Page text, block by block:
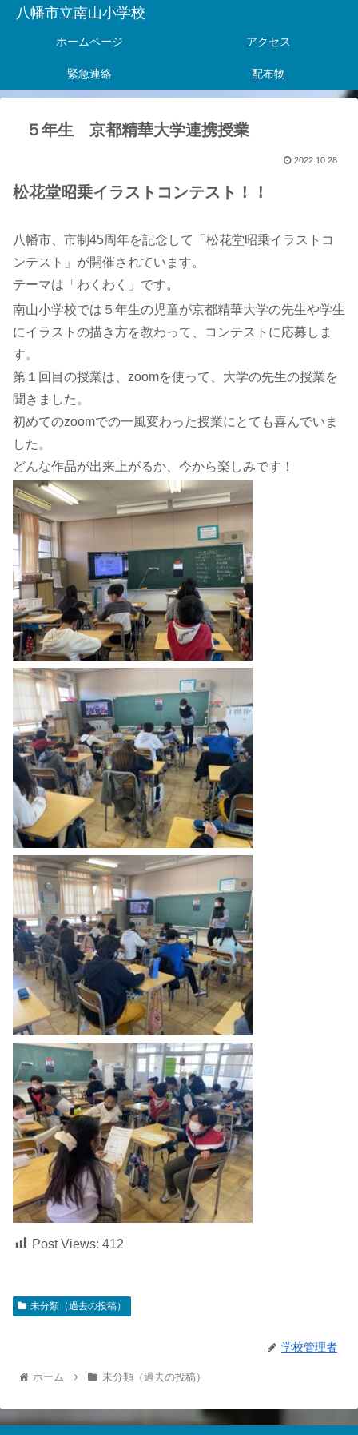
八幡市立南山小学校
ホームページ アクセス
緊急連絡 配布物
５年生 京都精華大学連携授業
2022.10.28
松花堂昭乗イラストコンテスト！！
八幡市、市制45周年を記念して「松花堂昭乗イラストコ
ンテスト」が開催されています。
テーマは「わくわく」です。
南山小学校では５年生の児童が京都精華大学の先生や学生
にイラストの描き方を教わって、コンテストに応募しま
す。
第１回目の授業は、zoomを使って、大学の先生の授業を
聞きました。
初めてのzoomでの一風変わった授業にとても喜んでいま
した。
どんな作品が出来上がるか、今から楽しみです！
Post Views: 412
未分類（過去の投稿）
学校管理者
ホーム 未分類（過去の投稿）